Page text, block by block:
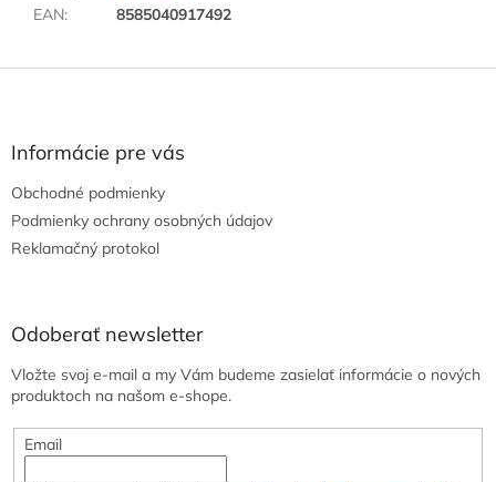
EAN: 8585040917492
Informácie pre vás
Obchodné podmienky
Podmienky ochrany osobných údajov
Reklamačný protokol
Odoberať newsletter
Vložte svoj e-mail a my Vám budeme zasielať informácie o nových
produktoch na našom e-shope.
Email